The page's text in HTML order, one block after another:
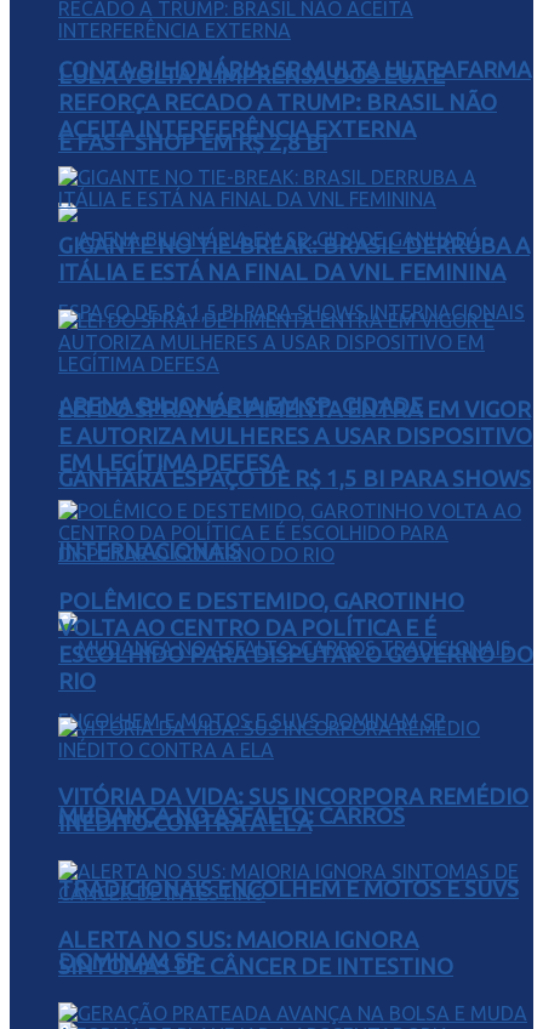
CONTA BILIONÁRIA: SP MULTA ULTRAFARMA
E FAST SHOP EM R$ 2,8 BI
ARENA BILIONÁRIA EM SP: CIDADE
GANHARÁ ESPAÇO DE R$ 1,5 BI PARA SHOWS
INTERNACIONAIS
MUDANÇA NO ASFALTO: CARROS
TRADICIONAIS ENCOLHEM E MOTOS E SUVS
DOMINAM SP
LULA VOLTA À IMPRENSA DOS EUA E
REFORÇA RECADO A TRUMP: BRASIL NÃO
ACEITA INTERFERÊNCIA EXTERNA
GIGANTE NO TIE-BREAK: BRASIL DERRUBA A
ITÁLIA E ESTÁ NA FINAL DA VNL FEMININA
LEI DO SPRAY DE PIMENTA ENTRA EM VIGOR
E AUTORIZA MULHERES A USAR DISPOSITIVO
EM LEGÍTIMA DEFESA
POLÊMICO E DESTEMIDO, GAROTINHO
VOLTA AO CENTRO DA POLÍTICA E É
ESCOLHIDO PARA DISPUTAR O GOVERNO DO
RIO
VITÓRIA DA VIDA: SUS INCORPORA REMÉDIO
INÉDITO CONTRA A ELA
ALERTA NO SUS: MAIORIA IGNORA
SINTOMAS DE CÂNCER DE INTESTINO